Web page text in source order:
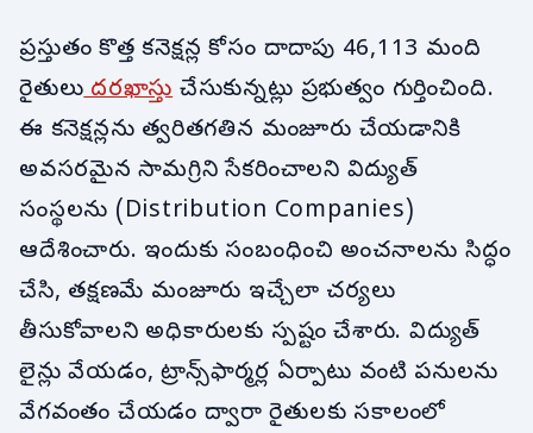
ప్రస్తుతం కొత్త కనెక్షన్ల కోసం దాదాపు 46,113 మంది
రైతులుదరఖాస్తుచేసుకున్నట్లు ప్రభుత్వం గుర్తించింది.
ఈ కనెక్షన్లను త్వరితగతిన మంజూరు చేయడానికి
అవసరమైన సామగ్రిని సేకరించాలని విద్యుత్
సంస్థలను (Distribution Companies)
ఆదేశించారు. ఇందుకు సంబంధించి అంచనాలను సిద్ధం
చేసి, తక్షణమే మంజూరు ఇచ్చేలా చర్యలు
తీసుకోవాలని అధికారులకు స్పష్టం చేశారు. విద్యుత్
లైన్లు వేయడం, ట్రాన్స్‌ఫార్మర్ల ఏర్పాటు వంటి పనులను
వేగవంతం చేయడం ద్వారా రైతులకు సకాలంలో